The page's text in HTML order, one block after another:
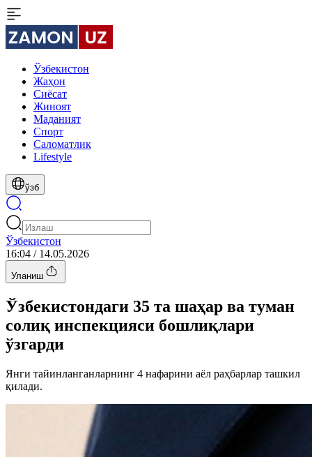
Ўзбекистон
Жаҳон
Сиёсат
Жиноят
Маданият
Спорт
Cаломатлик
Lifestyle
ўзб
Ўзбекистон
16:04 / 14.05.2026
Уланиш
Ўзбекистондаги 35 та шаҳар ва туман
солиқ инспекцияси бошлиқлари
ўзгарди
Янги тайинланганларнинг 4 нафарини аёл раҳбарлар ташкил
қилади.